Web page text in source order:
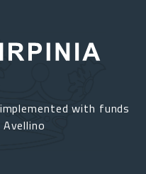
with funds